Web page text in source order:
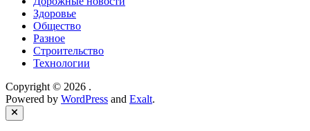
Здоровье
Общество
Разное
Строительство
Технологии
Copyright © 2026 .
Powered by WordPress and Exalt.
Close